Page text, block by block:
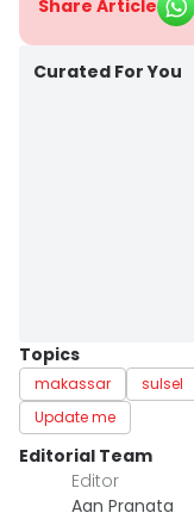
Share Article
Curated For You
Topics
makassar sulsel
Update me
Editorial Team
Editor
Aan Pranata